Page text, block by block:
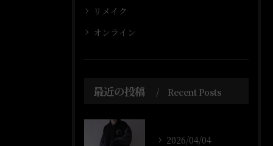
リメイク
オンライン
最近の投稿 Recent Posts
2026/04/04